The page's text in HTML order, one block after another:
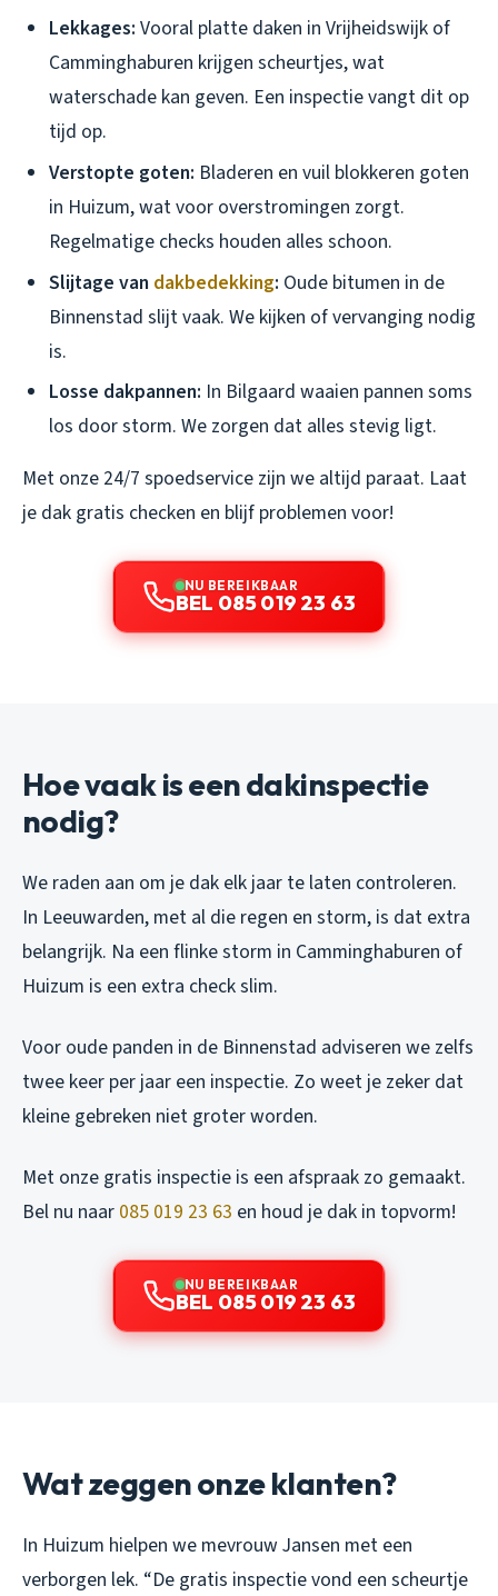
Lekkages: Vooral platte daken in Vrijheidswijk of
Camminghaburen krijgen scheurtjes, wat
waterschade kan geven. Een inspectie vangt dit op
tijd op.
Verstopte goten: Bladeren en vuil blokkeren goten
in Huizum, wat voor overstromingen zorgt.
Regelmatige checks houden alles schoon.
Slijtage van dakbedekking: Oude bitumen in de
Binnenstad slijt vaak. We kijken of vervanging nodig
is.
Losse dakpannen: In Bilgaard waaien pannen soms
los door storm. We zorgen dat alles stevig ligt.
Met onze 24/7 spoedservice zijn we altijd paraat. Laat
je dak gratis checken en blijf problemen voor!
NU BEREIKBAAR
BEL 085 019 23 63
Hoe vaak is een dakinspectie
nodig?
We raden aan om je dak elk jaar te laten controleren.
In Leeuwarden, met al die regen en storm, is dat extra
belangrijk. Na een flinke storm in Camminghaburen of
Huizum is een extra check slim.
Voor oude panden in de Binnenstad adviseren we zelfs
twee keer per jaar een inspectie. Zo weet je zeker dat
kleine gebreken niet groter worden.
Met onze gratis inspectie is een afspraak zo gemaakt.
Bel nu naar 085 019 23 63 en houd je dak in topvorm!
NU BEREIKBAAR
BEL 085 019 23 63
Wat zeggen onze klanten?
In Huizum hielpen we mevrouw Jansen met een
verborgen lek. “De gratis inspectie vond een scheurtje